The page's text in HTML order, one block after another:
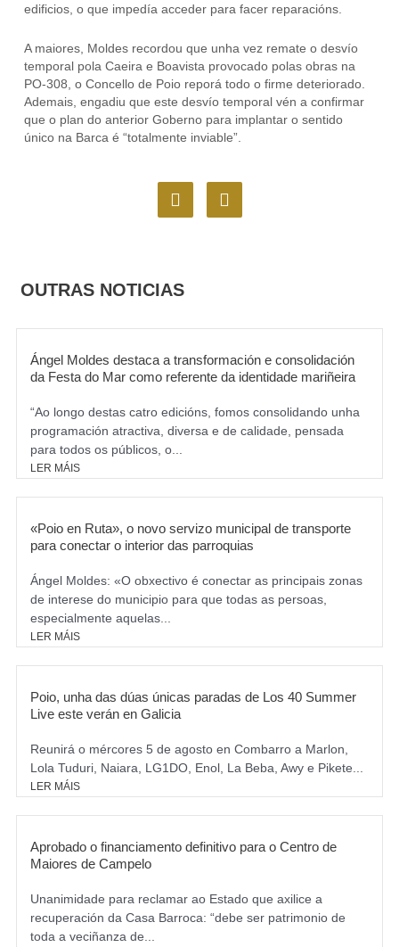
edificios, o que impedía acceder para facer reparacións.
A maiores, Moldes recordou que unha vez remate o desvío
temporal pola Caeira e Boavista provocado polas obras na
PO-308, o Concello de Poio reporá todo o firme deteriorado.
Ademais, engadiu que este desvío temporal vén a confirmar
que o plan do anterior Goberno para implantar o sentido
único na Barca é “totalmente inviable”.
F
a
o
o
I
n
m
OUTRAS NOTICIAS
Ángel Moldes destaca a transformación e consolidación
da Festa do Mar como referente da identidade mariñeira
“Ao longo destas catro edicións, fomos consolidando unha
programación atractiva, diversa e de calidade, pensada
para todos os públicos, o...
LER MÁIS
«Poio en Ruta», o novo servizo municipal de transporte
para conectar o interior das parroquias
Ángel Moldes: «O obxectivo é conectar as principais zonas
de interese do municipio para que todas as persoas,
especialmente aquelas...
LER MÁIS
Poio, unha das dúas únicas paradas de Los 40 Summer
Live este verán en Galicia
Reunirá o mércores 5 de agosto en Combarro a Marlon,
Lola Tuduri, Naiara, LG1DO, Enol, La Beba, Awy e Pikete...
LER MÁIS
Aprobado o financiamento definitivo para o Centro de
Maiores de Campelo
Unanimidade para reclamar ao Estado que axilice a
recuperación da Casa Barroca: “debe ser patrimonio de
toda a veciñanza de...